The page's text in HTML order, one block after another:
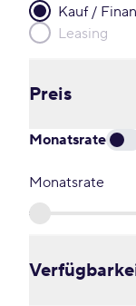
Kauf /
Leasing
Preis
Monatsrate
Monatsrate